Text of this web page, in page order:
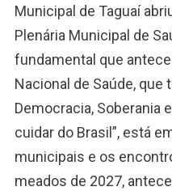
Municipal de Taguaí
Plenária Municipal de
fundamental que
Nacional de Saúde, que
Democracia, Soberania
cuidar do Brasil”, está
municipais e os
meados de 2027,